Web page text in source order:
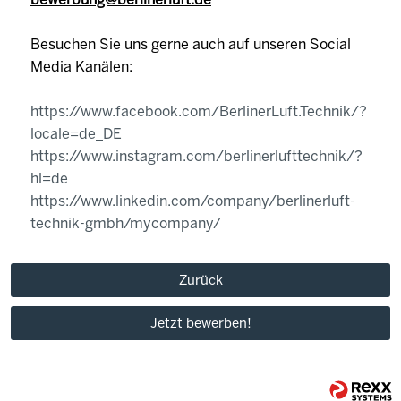
Besuchen Sie uns gerne auch auf unseren Social
Media Kanälen:
https://www.facebook.com/BerlinerLuft.Technik/?
locale=de_DE
https://www.instagram.com/berlinerlufttechnik/?
hl=de
https://www.linkedin.com/company/berlinerluft-
technik-gmbh/mycompany/
Zurück
Jetzt bewerben!